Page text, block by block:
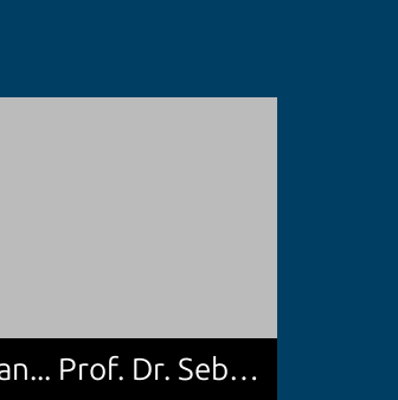
3 Fragen an... Prof. Dr. Sebastian Feldmann | TRANSFER - Das Steinbeis-Magazin